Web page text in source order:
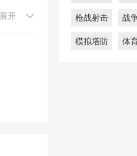
展开 枪战射击 战
模拟塔防 体